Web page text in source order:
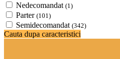
Nedecomandat (1)
Parter (101)
Semidecomandat (342)
Cauta dupa caracteristici